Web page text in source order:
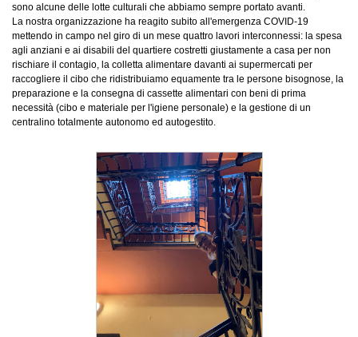
sono alcune delle lotte culturali che abbiamo sempre portato avanti.
La nostra organizzazione ha reagito subito all'emergenza COVID-19
mettendo in campo nel giro di un mese quattro lavori interconnessi: la spesa
agli anziani e ai disabili del quartiere costretti giustamente a casa per non
rischiare il contagio, la colletta alimentare davanti ai supermercati per
raccogliere il cibo che ridistribuiamo equamente tra le persone bisognose, la
preparazione e la consegna di cassette alimentari con beni di prima
necessità (cibo e materiale per l'igiene personale) e la gestione di un
centralino totalmente autonomo ed autogestito.